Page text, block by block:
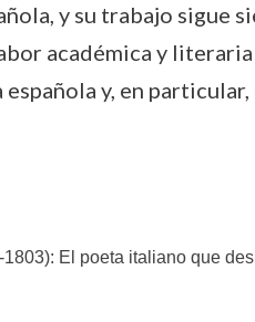
y su trabajo sigue
académica y
y, en
El poeta italiano que